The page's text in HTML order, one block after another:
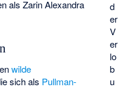
d
er
V
er
lo
b
u
als Zarin Alexandra
wilde
sich als Pullman-